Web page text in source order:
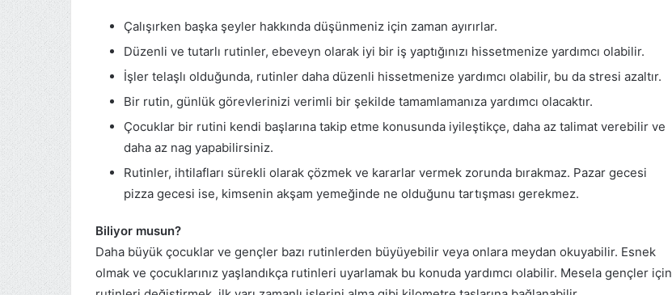
Çalışırken başka şeyler hakkında düşünmeniz için zaman ayırırlar.
Düzenli ve tutarlı rutinler, ebeveyn olarak iyi bir iş yaptığınızı hissetmenize yardımcı olabilir.
İşler telaşlı olduğunda, rutinler daha düzenli hissetmenize yardımcı olabilir, bu da stresi azaltır.
Bir rutin, günlük görevlerinizi verimli bir şekilde tamamlamanıza yardımcı olacaktır.
Çocuklar bir rutini kendi başlarına takip etme konusunda iyileştikçe, daha az talimat verebilir ve
daha az nag yapabilirsiniz.
Rutinler, ihtilafları sürekli olarak çözmek ve kararlar vermek zorunda bırakmaz. Pazar gecesi
pizza gecesi ise, kimsenin akşam yemeğinde ne olduğunu tartışması gerekmez.
Biliyor musun?
Daha büyük çocuklar ve gençler bazı rutinlerden büyüyebilir veya onlara meydan okuyabilir. Esnek
olmak ve çocuklarınız yaşlandıkça rutinleri uyarlamak bu konuda yardımcı olabilir. Mesela gençler için